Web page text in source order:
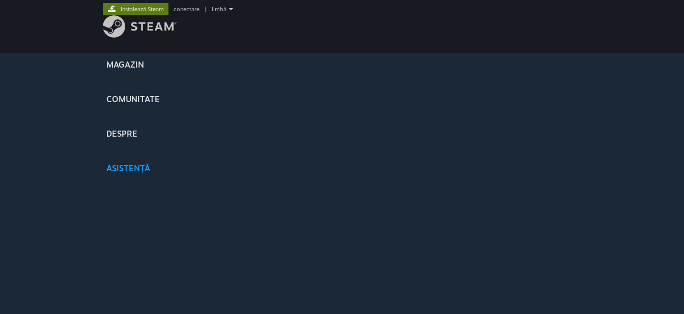
MAGAZIN
COMUNITATE
DESPRE
ASISTENȚĂ
Instalează Steam conectare limbă